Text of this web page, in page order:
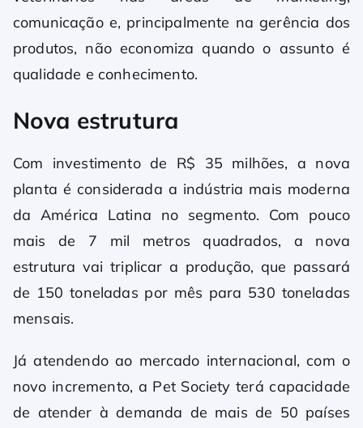
comunicação e, principalmente na gerência dos
produtos, não economiza quando o assunto é
qualidade e conhecimento.
Nova estrutura
Com investimento de R$ 35 milhões, a nova
planta é considerada a indústria mais moderna
da América Latina no segmento. Com pouco
mais de 7 mil metros quadrados, a nova
estrutura vai triplicar a produção, que passará
de 150 toneladas por mês para 530 toneladas
mensais.
Já atendendo ao mercado internacional, com o
novo incremento, a Pet Society terá capacidade
de atender à demanda de mais de 50 países